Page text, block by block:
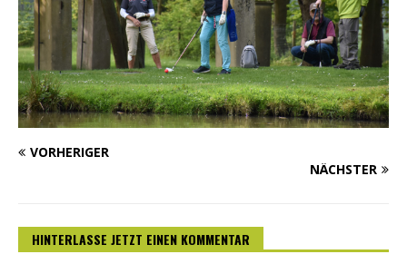
VORHERIGER
NÄCHSTER
HINTERLASSE JETZT EINEN KOMMENTAR